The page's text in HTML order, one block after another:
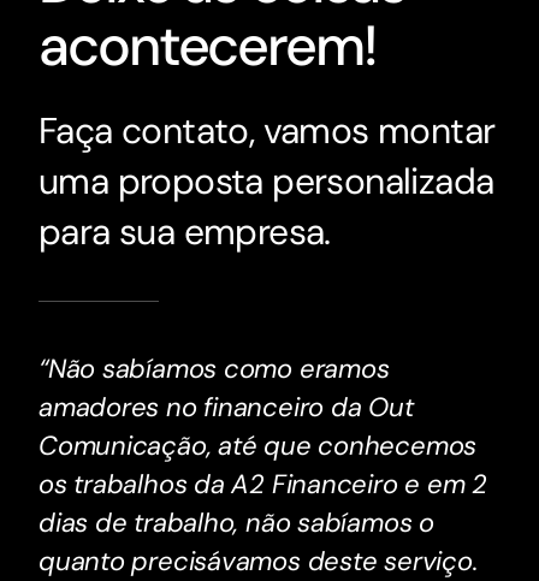
acontecerem!
Faça contato, vamos montar
uma proposta personalizada
para sua empresa.
“Não sabíamos como eramos
amadores no financeiro da Out
Comunicação, até que conhecemos
os trabalhos da A2 Financeiro e em 2
dias de trabalho, não sabíamos o
quanto precisávamos deste serviço.